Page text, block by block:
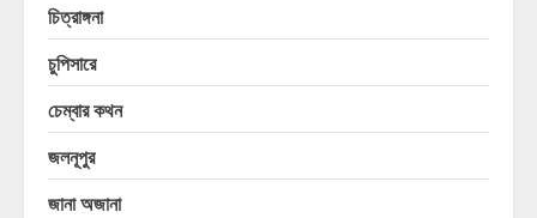
চিত্রাঙ্গনা
চুপিসারে
চেম্বার কথন
জলনূপুর
জানা অজানা